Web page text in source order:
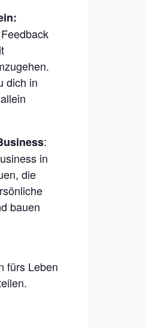
dich in
:
in
die
bauen
fürs Leben